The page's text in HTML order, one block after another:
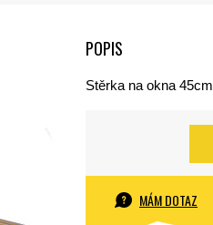
POPIS
Stěrka na okna 45cm
MÁM DOTAZ